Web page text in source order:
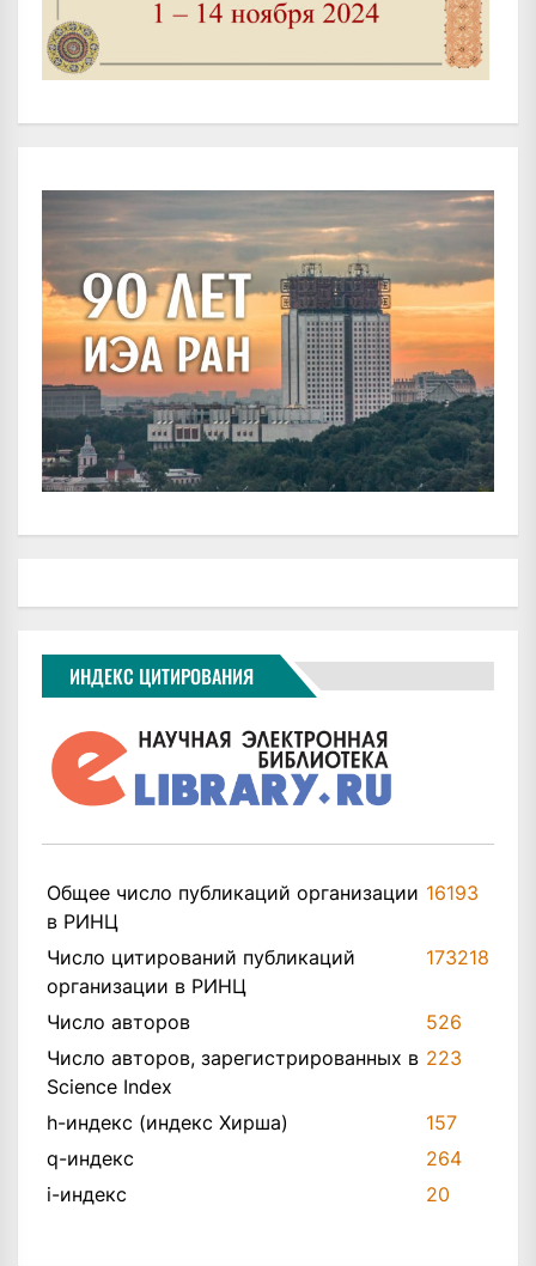
ИНДЕКС ЦИТИРОВАНИЯ
Общее число публикаций организации
в РИНЦ
16193
Число цитирований публикаций
организации в РИНЦ
173218
Число авторов
526
Число авторов, зарегистрированных в
Science Index
223
h-индекс (индекс Хирша)
157
q-индекс
264
i-индекс
20